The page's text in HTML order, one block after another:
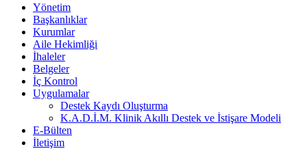
Yönetim
Başkanlıklar
Kurumlar
Aile Hekimliği
İhaleler
Belgeler
İç Kontrol
Uygulamalar
Destek Kaydı Oluşturma
K.A.D.İ.M. Klinik Akıllı Destek ve İstişare Modeli
E-Bülten
İletişim